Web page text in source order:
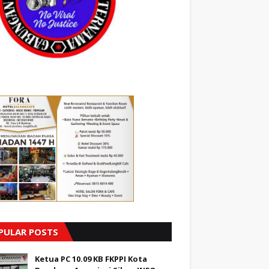
POSTS
Ketua PC 10.09 KB FKPPI Kota